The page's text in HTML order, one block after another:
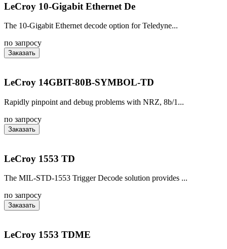
LeCroy 10-Gigabit Ethernet De
The 10-Gigabit Ethernet decode option for Teledyne...
по запросу
Заказать
LeCroy 14GBIT-80B-SYMBOL-TD
Rapidly pinpoint and debug problems with NRZ, 8b/1...
по запросу
Заказать
LeCroy 1553 TD
The MIL-STD-1553 Trigger Decode solution provides ...
по запросу
Заказать
LeCroy 1553 TDME